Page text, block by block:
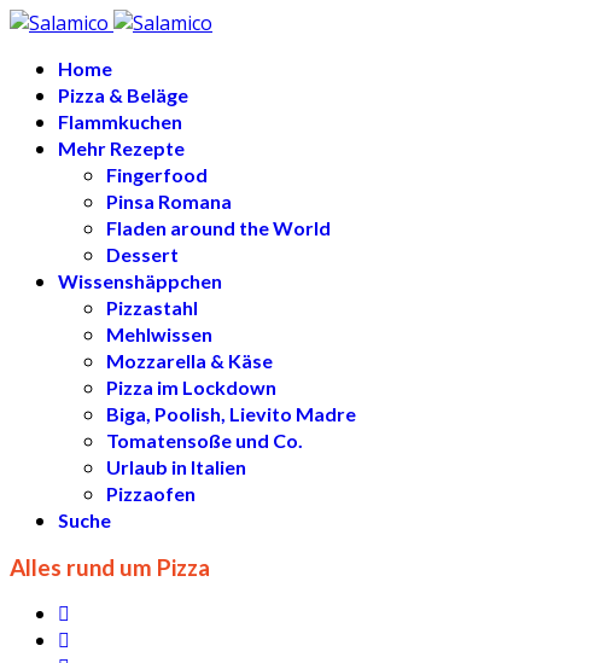
Home
Pizza & Beläge
Flammkuchen
Mehr Rezepte
Fingerfood
Pinsa Romana
Fladen around the World
Dessert
Wissenshäppchen
Pizzastahl
Mehlwissen
Mozzarella & Käse
Pizza im Lockdown
Biga, Poolish, Lievito Madre
Tomatensoße und Co.
Urlaub in Italien
Pizzaofen
Suche
Alles rund um Pizza